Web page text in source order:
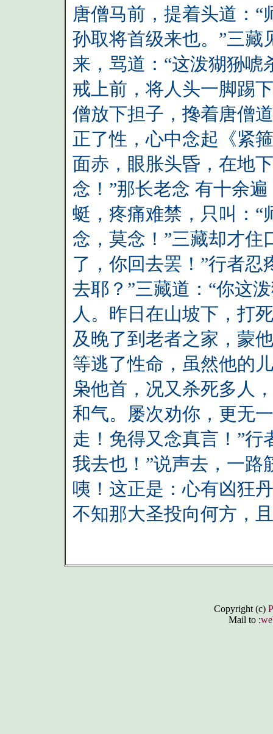
唐僧马前，提着头道：
孙取将首级来也。”三藏
来，骂道：“这泼猢狲唬
戒上前，将人头一脚踢
僧放下担子，搀着唐僧
正了性，心中念起《紧
面赤，眼胀头昏，在地
念！”那长老念 有十余
蜓，疼痛难禁，只叫：“
念，莫念！”三藏却才住
了，你回去罢！”行者忍
去耶？”三藏道：“你这
人。昨日在山坡下，打
及晚了到老者之家，蒙
等逃了性命，虽然他的
枭他首，况又杀死多人
和气。屡次劝你，更无
走！免得又念真言！”行
我去也！”说声去，一路
咦！这正是：心有凶狂
不知那大圣投向何方，
Copyright (c)
Mail to :